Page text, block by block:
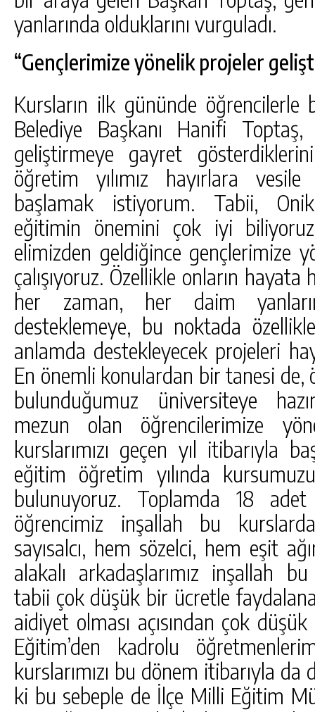
yanlarında olduklarını vurguladı.
“Gençlerimize yönelik projeler
Kursların ilk gününde
Belediye Başkanı Hanifi
geliştirmeye gayret
öğretim yılımız hayırlara
başlamak istiyorum. Tabii,
eğitimin önemini çok iyi
elimizden geldiğince gençlerimize
çalışıyoruz. Özellikle onların hayata
her zaman, her daim
desteklemeye, bu noktada
anlamda destekleyecek projeleri
En önemli konulardan bir tanesi de,
bulunduğumuz üniversiteye
mezun olan öğrencilerimize
kurslarımızı geçen yıl itibarıyla
eğitim öğretim yılında
bulunuyoruz. Toplamda 18
öğrencimiz inşallah bu
sayısalcı, hem sözelci, hem eşit
alakalı arkadaşlarımız inşallah bu
tabii çok düşük bir ücretle
aidiyet olması açısından çok
Eğitim’den kadrolu
kurslarımızı bu dönem itibarıyla
ki bu sebeple de İlçe Milli Eğitim